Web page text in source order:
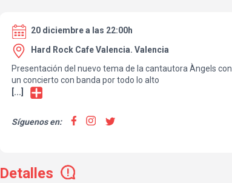
20 diciembre a las 22:00h
Hard Rock Cafe Valencia. Valencia
Presentación del nuevo tema de la cantautora Àngels con
un concierto con banda por todo lo alto
[...]
Síguenos en:
Detalles